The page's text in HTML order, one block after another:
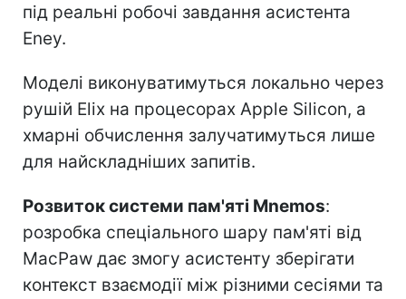
під реальні робочі завдання асистента
Eney.
Моделі виконуватимуться локально через
рушій Elix на процесорах Apple Silicon, а
хмарні обчислення залучатимуться лише
для найскладніших запитів.
Розвиток системи пам'яті Mnemos:
розробка спеціального шару пам'яті від
MacPaw дає змогу асистенту зберігати
контекст взаємодії між різними сесіями та